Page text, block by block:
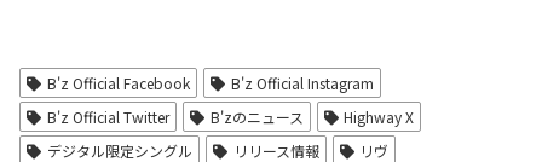
B'z Official Facebook
B'z Official Instagram
B'z Official Twitter
B'zのニュース
Highway X
デジタル限定シングル
リリース情報
リヴ